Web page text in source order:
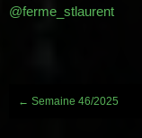
@ferme_stlaurent
Post
← Semaine 46/2025